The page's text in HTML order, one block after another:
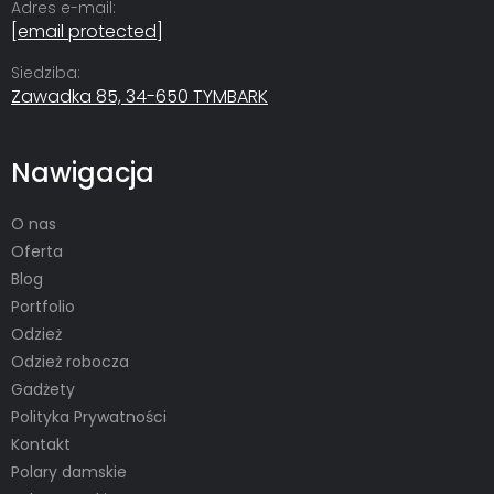
Adres e-mail:
[email protected]
Siedziba:
Zawadka 85, 34-650 TYMBARK
Nawigacja
O nas
Oferta
Blog
Portfolio
Odzież
Odzież robocza
Gadżety
Polityka Prywatności
Kontakt
Polary damskie